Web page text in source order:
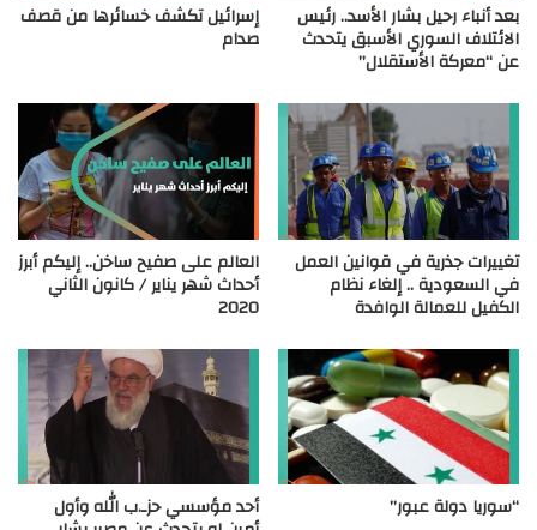
بعد أنباء رحيل بشار الأسد.. رئيس
الائتلاف السوري الأسبق يتحدث
عن “معركة الأستقلال”
إسرائيل تكشف خسائرها من قصف
صدام
تغييرات جذرية في قوانين العمل
في السعودية .. إلغاء نظام
الكفيل للعمالة الوافدة
العالم على صفيح ساخن.. إليكم أبرز
أحداث شهر يناير / كانون الثاني
2020
“سوريا دولة عبور” أحد مؤسسي حزـ.ب الله وأول